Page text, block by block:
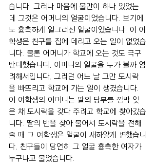
습니다. 그러나 마음에 불만이 하나 있었는
데 그것은 어머니의 얼굴이었습니다. 보기에
도 흉측하게 일그러진 얼굴이었습니다. 이 여
학생은 친구를 집에 데리고 오는 일이 없었습
니다. 물론 어머니가 학교에 오는 것도 극구
반대했습니다. 어머니의 얼굴을 누가 볼까 염
려해서입니다. 그러던 어느 날 그만 도시락
을 빠뜨리고 학교에 가는 일이 생겼습니다.
이 여학생의 어머니는 딸의 당부를 깜박 잊
은 채 도시락을 갖다 주려고 학교에 찾아갔습
니다. 딸의 반을 찾아 물어서 도시락을 전해
줄 때 그 여학생은 얼굴이 새하얗게 변했습니
다. 친구들이 당연히 그 얼굴 흉측한 여자가
누구냐고 물었습니다.